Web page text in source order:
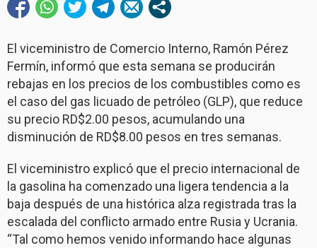
El viceministro de Comercio Interno, Ramón Pérez
Fermín, informó que esta semana se producirán
rebajas en los precios de los combustibles como es
el caso del gas licuado de petróleo (GLP), que reduce
su precio RD$2.00 pesos, acumulando una
disminución de RD$8.00 pesos en tres semanas.
El viceministro explicó que el precio internacional de
la gasolina ha comenzado una ligera tendencia a la
baja después de una histórica alza registrada tras la
escalada del conflicto armado entre Rusia y Ucrania.
“Tal como hemos venido informando hace algunas